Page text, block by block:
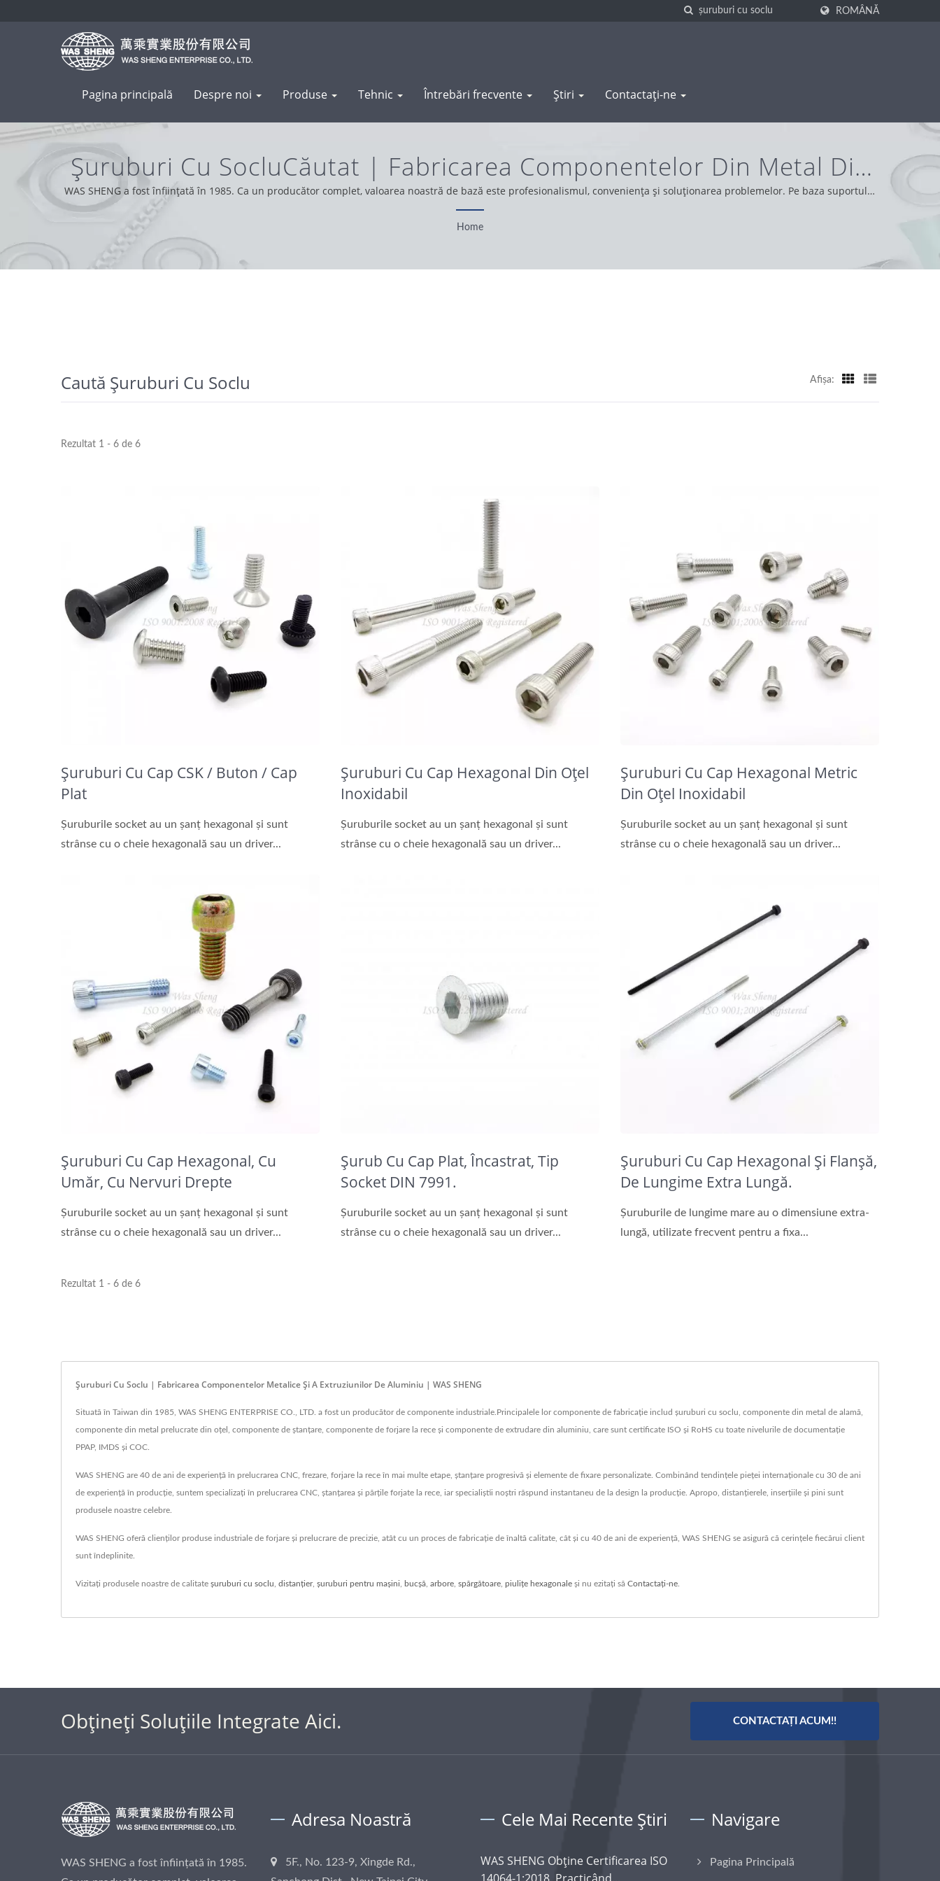
ROMÂNĂ
Pagina principală Despre noi Produse Tehnic Întrebări frecvente Știri Contactați-ne
Șuruburi Cu SocluCăutat | Fabricarea Componentelor Din Metal Din
Alamă Și Oțel | WAS SHENG
WAS SHENG a fost înființată în 1985. Ca un producător complet, valoarea noastră de bază este profesionalismul, conveniența și soluționarea problemelor. Pe baza suportului
nostru pentru clienți din întreaga lume, operăm cu integritate, o atitudine pragmatică și de încredere, oferind cele mai bune servicii și produse.
Home
Caută Șuruburi Cu Soclu Afişa:
Rezultat 1 - 6 de 6
Șuruburi Cu Cap CSK / Buton / Cap
Plat
Șuruburile socket au un șanț hexagonal și sunt
strânse cu o cheie hexagonală sau un driver...
Șuruburi Cu Cap Hexagonal Din Oțel
Inoxidabil
Șuruburile socket au un șanț hexagonal și sunt
strânse cu o cheie hexagonală sau un driver...
Șuruburi Cu Cap Hexagonal Metric
Din Oțel Inoxidabil
Șuruburile socket au un șanț hexagonal și sunt
strânse cu o cheie hexagonală sau un driver...
Șuruburi Cu Cap Hexagonal, Cu
Umăr, Cu Nervuri Drepte
Șuruburile socket au un șanț hexagonal și sunt
strânse cu o cheie hexagonală sau un driver...
Șurub Cu Cap Plat, Încastrat, Tip
Socket DIN 7991.
Șuruburile socket au un șanț hexagonal și sunt
strânse cu o cheie hexagonală sau un driver...
Șuruburi Cu Cap Hexagonal Și Flanșă,
De Lungime Extra Lungă.
Șuruburile de lungime mare au o dimensiune extra-
lungă, utilizate frecvent pentru a fixa...
Rezultat 1 - 6 de 6
Șuruburi Cu Soclu | Fabricarea Componentelor Metalice Și A Extruziunilor De Aluminiu | WAS SHENG
Situată în Taiwan din 1985, WAS SHENG ENTERPRISE CO., LTD. a fost un producător de componente industriale.Principalele lor componente de fabricație includ șuruburi cu soclu, componente din metal de alamă,
componente din metal prelucrate din oțel, componente de ștanțare, componente de forjare la rece și componente de extrudare din aluminiu, care sunt certificate ISO și RoHS cu toate nivelurile de documentație
PPAP, IMDS și COC.
WAS SHENG are 40 de ani de experiență în prelucrarea CNC, frezare, forjare la rece în mai multe etape, ștanțare progresivă și elemente de fixare personalizate. Combinând tendințele pieței internaționale cu 30 de ani
de experiență în producție, suntem specializați în prelucrarea CNC, ștanțarea și părțile forjate la rece, iar specialiștii noștri răspund instantaneu de la design la producție. Apropo, distanțierele, inserțiile și pini sunt
produsele noastre celebre.
WAS SHENG oferă clienților produse industriale de forjare și prelucrare de precizie, atât cu un proces de fabricație de înaltă calitate, cât și cu 40 de ani de experiență, WAS SHENG se asigură că cerințele fiecărui client
sunt îndeplinite.
Vizitați produsele noastre de calitate șuruburi cu soclu distanţier, șuruburi pentru mașini bucșă arbore spărgătoare piulițe hexagonale și nu ezitați să Contactați-ne
Obțineți Soluțiile Integrate Aici. CONTACTAȚI ACUM!!
WAS SHENG a fost înființată în 1985.
Adresa Noastră
5F., No. 123-9, Xingde Rd.,
Cele Mai Recente Știri
WAS SHENG Obține Certificarea ISO
Navigare
Pagina Principală